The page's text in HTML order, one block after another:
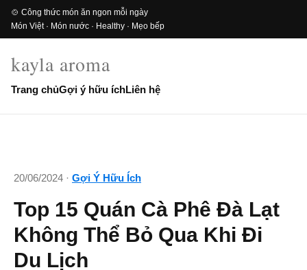
🍲 Công thức món ăn ngon mỗi ngày
Món Việt · Món nước · Healthy · Mẹo bếp
kayla aroma
Trang chủGợi ý hữu íchLiên hệ
20/06/2024 · Gợi Ý Hữu Ích
Top 15 Quán Cà Phê Đà Lạt
Không Thể Bỏ Qua Khi Đi
Du Lịch